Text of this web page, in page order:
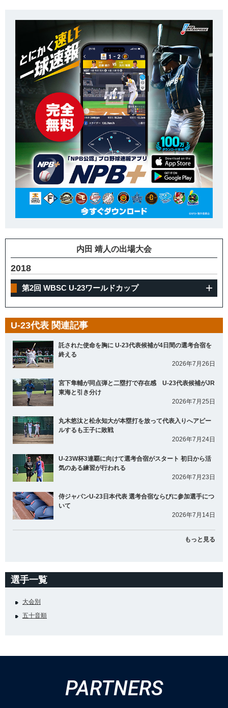
内田 靖人の出場大会
2018
第2回 WBSC U-23ワールドカップ
U-23代表 関連記事
託された使命を胸に U-23代表候補が4日間の選考合宿を
終える
2026年7月26日
宮下隼輔が同点弾と二塁打で存在感 U-23代表候補がJR
東海と引き分け
2026年7月25日
丸木悠汰と松永知大が本塁打を放って代表入りへアピー
ルするも王子に敗戦
2026年7月24日
U-23W杯3連覇に向けて選考合宿がスタート 初日から活
気のある練習が行われる
2026年7月23日
侍ジャパンU-23日本代表 選考合宿ならびに参加選手につ
いて
2026年7月14日
もっと見る
選手一覧
大会別
五十音順
PARTNERS